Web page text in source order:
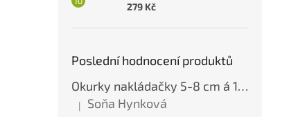
279 Kč
Poslední hodnocení produktů
Okurky nakládačky 5-8 cm á 15 kg
Hodnocení produktu je 5 z 5 hvězdiček.
| Soňa Hynková